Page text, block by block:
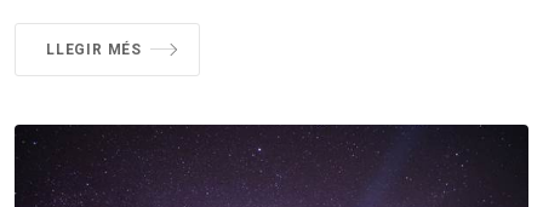
LLEGIR MÉS